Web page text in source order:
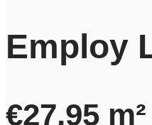
Employ
€27,95 m²